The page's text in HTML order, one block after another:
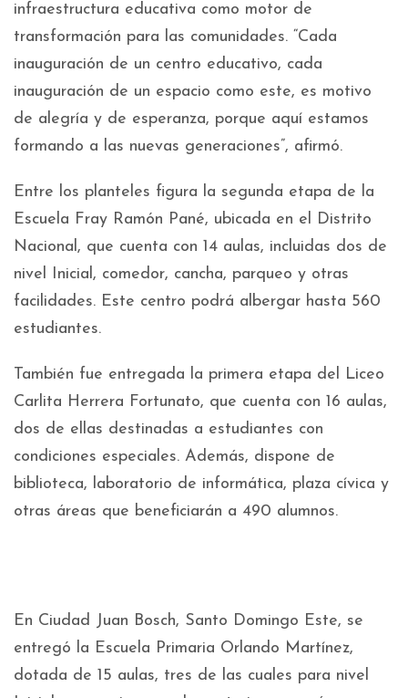
infraestructura educativa como motor de
transformación para las comunidades. “Cada
inauguración de un centro educativo, cada
inauguración de un espacio como este, es motivo
de alegría y de esperanza, porque aquí estamos
formando a las nuevas generaciones”, afirmó.
Entre los planteles figura la segunda etapa de la
Escuela Fray Ramón Pané, ubicada en el Distrito
Nacional, que cuenta con 14 aulas, incluidas dos de
nivel Inicial, comedor, cancha, parqueo y otras
facilidades. Este centro podrá albergar hasta 560
estudiantes.
También fue entregada la primera etapa del Liceo
Carlita Herrera Fortunato, que cuenta con 16 aulas,
dos de ellas destinadas a estudiantes con
condiciones especiales. Además, dispone de
biblioteca, laboratorio de informática, plaza cívica y
otras áreas que beneficiarán a 490 alumnos.
En Ciudad Juan Bosch, Santo Domingo Este, se
entregó la Escuela Primaria Orlando Martínez,
dotada de 15 aulas, tres de las cuales para nivel